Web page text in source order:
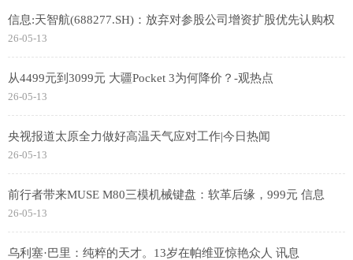
信息:天智航(688277.SH)：放弃对参股公司增资扩股优先认购权
26-05-13
从4499元到3099元 大疆Pocket 3为何降价？-观热点
26-05-13
央视报道太原全力做好高温天气应对工作|今日热闻
26-05-13
前行者带来MUSE M80三模机械键盘：软革后缘，999元 信息
26-05-13
乌利塞·巴里：纯粹的天才。13岁在帕维亚惊艳众人 讯息